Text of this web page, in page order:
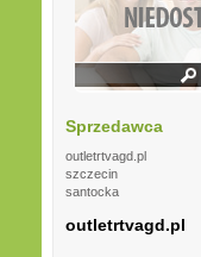
Sprzedawca
outletrtvagd.pl
szczecin
santocka
outletrtvagd.pl